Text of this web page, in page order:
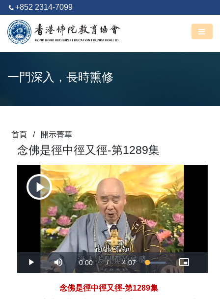
+852 2314-7099
丙午馬年 六月廿五
一門深入，長時熏修
首頁 / 開示菁華
念佛是徑中徑又徑-第1289集
Play
Video
Play Mute Current
Time
0:00 / Duration
4:07 Loaded:
100.00%
Picture-
in-
念佛是徑中徑又徑-第1289集